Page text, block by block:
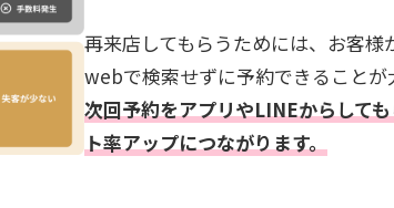
再来店してもらうためには、お客様
webで検索せずに予約できることが
次回予約をアプリやLINEからして
ト率アップにつながります。